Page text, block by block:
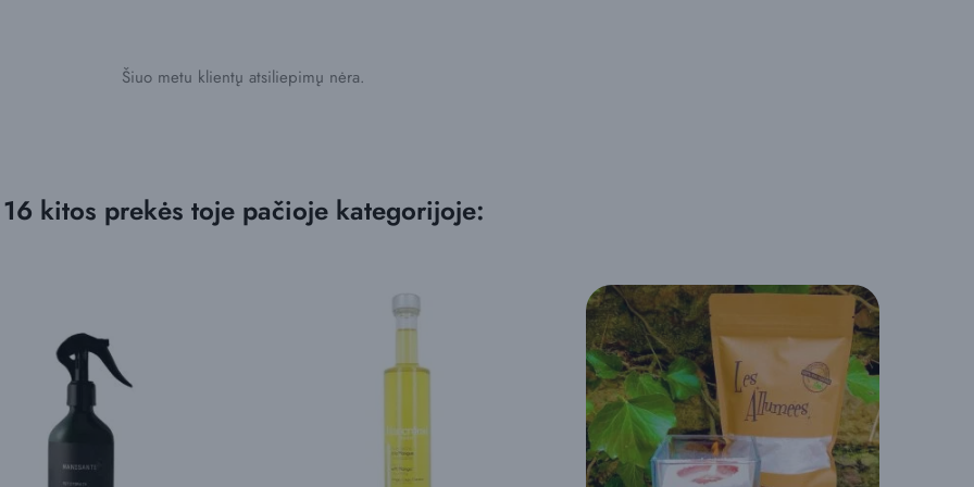
Šiuo metu klientų atsiliepimų nėra.
16 kitos prekės toje pačioje kategorijoje: